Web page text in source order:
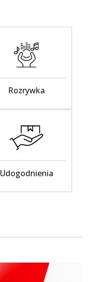
Rozrywka
Udogodnienia